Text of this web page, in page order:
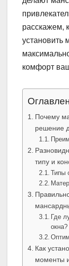
расскажем,
установить
комфорт
Почему
решение
типу и
Типы
Где
окна?
Как
моменты